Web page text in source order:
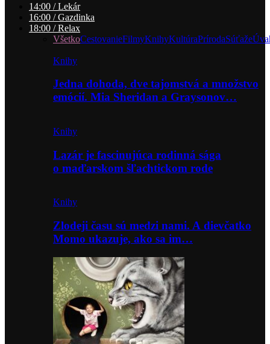
14:00 / Lekár
16:00 / Gazdinka
18:00 / Relax
VšetkoCestovanieFilmyKnihyKultúraPrírodaSúťaže
Knihy
Jedna dohoda, dve tajomstvá a množstvo
emócií. Mia Sheridan a Graysonov…
Knihy
Lazár je fascinujúca rodinná sága
o maďarskom šľachtickom rode
Knihy
Zlodeji času sú medzi nami. A dievčatko
Momo ukazuje, ako sa im…